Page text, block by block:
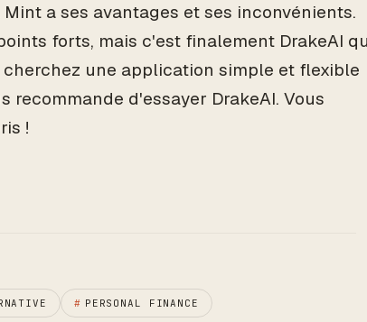
a ses avantages et ses inconvénients.
forts, mais c'est finalement DrakeAI
une application simple et flexible
recommande d'essayer DrakeAI. Vous
!
# PERSONAL FINANCE